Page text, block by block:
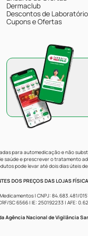
Dermaclub
Descontos de
Cupons e Ofertas
para automedicação e não
saúde e prescrever o tratamento
pode levar até dois dias úteis
DOS PREÇOS DAS LOJAS
| CNPJ: 84.683.481/
SC 6566 | IE: 250192233 | AFE:
Agência Nacional de Vigilância